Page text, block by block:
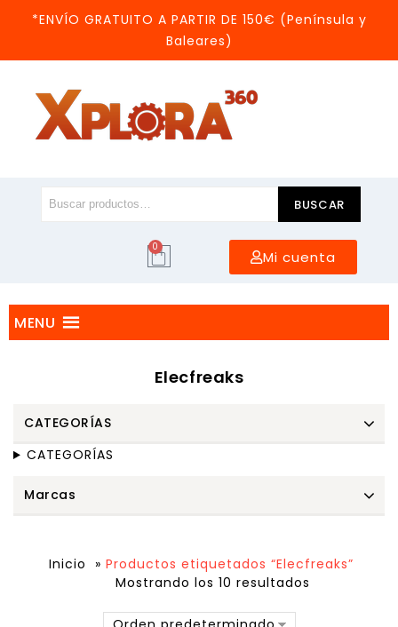
*ENVÍO GRATUITO A PARTIR DE 150€ (Península y
Baleares)
BUSCAR
0
Mi cuenta
MENU
Elecfreaks
Inicio » Productos etiquetados “Elecfreaks”
Mostrando los 10 resultados
CATEGORÍAS
CATEGORÍAS
Marcas